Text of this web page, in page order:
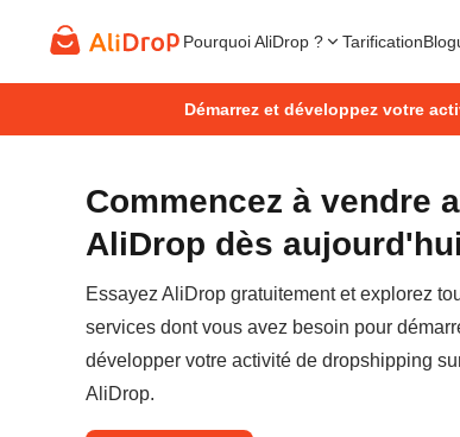
Pourquoi AliDrop ? Tarification
Démarrez et développez votre
Commencez à vendre
AliDrop dès aujourd'hui
Essayez AliDrop gratuitement et explorez
services dont vous avez besoin pour
développer votre activité de dropshipping
AliDrop.